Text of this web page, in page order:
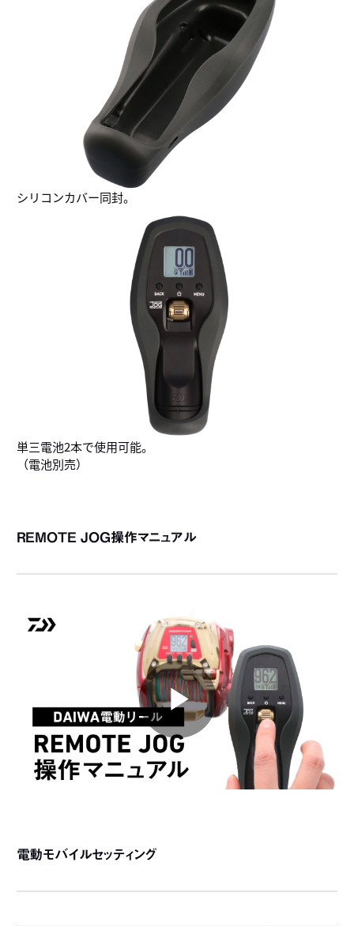
シリコンカバー同封。
単三電池2本で使用可能。
（電池別売）
REMOTE JOG操作マニュアル
電動モバイルセッティング